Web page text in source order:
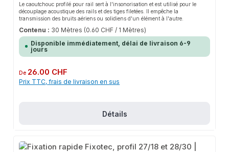
Le caoutchouc profilé pour rail sert à l'insonorisation et est utilisé pour le
découplage acoustique des rails et des tiges filetées. Il empêche la
transmission des bruits aériens ou solidiens d'un élément à l'autre.
Contenu : 30 Mètres (0.60 CHF / 1 Mètres)
Disponible immédiatement, délai de livraison 6-9
jours
Prix régulier :
De 26.00 CHF
Prix TTC, frais de livraison en sus
Détails